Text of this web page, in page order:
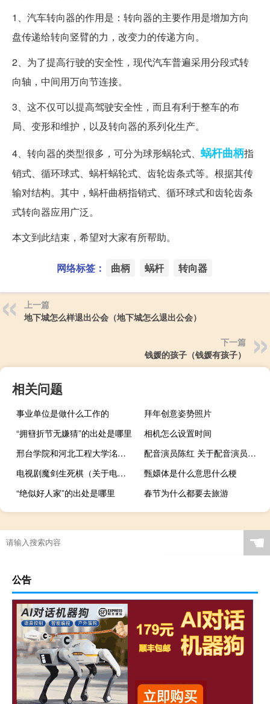
1、汽车转向器的作用是：转向器的主要作用是增加方向
盘传递给转向竖臂的力，改变力的传递方向。
2、为了提高行驶的安全性，现代汽车普遍采用分段式转
向轴，中间用万向节连接。
3、这不仅可以提高驾驶安全性，而且有利于整车的布
局、变形和维护，以及转向器的系列化生产。
4、转向器的类型很多，可分为球形蜗轮式、 蜗杆曲柄指
销式、循环球式、蜗杆蜗轮式、齿轮齿条式等。根据其传
输对结构。其中，蜗杆曲柄指销式、循环球式和齿轮齿条
式转向器应用广泛。
本文到此结束，希望对大家有所帮助。
网络标签： 曲柄 蜗杆 转向器
上一篇
地下城怎么样退出公会（地下城怎么退出公会）
下一篇
钱媛的孩子（钱媛有孩子）
相关问题
事业单位是做什么工作的
拜年创意姿势照片
“拥篲折节无嫌猜”的出处是哪里
相机怎么设置时间
邢台学院和河北工程大学洺关校区哪个好 河北工程大学洺关校区
配音演员陈红 关于配音演员陈红的介绍
电视剧魔剑生死棋（关于电视剧魔剑生死棋的介绍）
甄嬛体是什么意思什么梗
“绝似好人家”的出处是哪里
春节为什么都要去旅游
☚
公告